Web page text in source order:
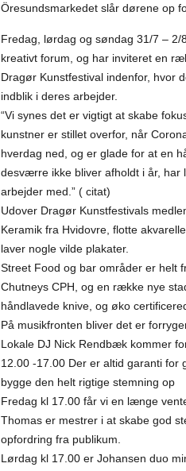
Öresundsmarkedet slår dørene op
Fredag, lørdag og søndag 31/7 –
kreativt forum, og har inviteret en
Dragør Kunstfestival indenfor, hvor
indblik i deres arbejder.
“Vi synes det er vigtigt at skabe
kunstner er stillet overfor, når
hverdag ned, og er glade for at en
desværre ikke bliver afholdt i år,
arbejder med.” ( citat)
Udover Dragør Kunstfestivals
Keramik fra Hvidovre, flotte
laver nogle vilde plakater.
Street Food og bar områder er helt
Chutneys CPH, og en række nye
håndlavede knive, og øko
På musikfronten bliver det er
Lokale DJ Nick Rendbæk kommer
12.00 -17.00 Der er altid garanti for
bygge den helt rigtige stemning op
Fredag kl 17.00 får vi en længe
Thomas er mestrer i at skabe god
opfordring fra publikum.
Lørdag kl 17.00 er Johansen duo